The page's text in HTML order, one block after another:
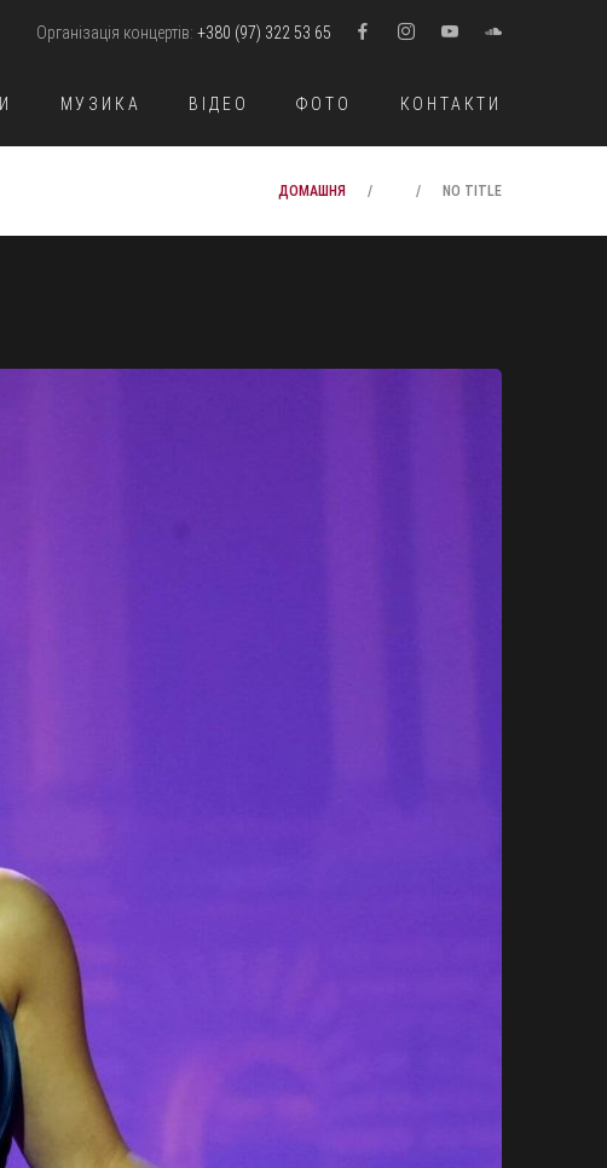
Організація концертів: +380 (97) 322 53 65
МУЗИКА ВІДЕО ФОТО КОНТАКТИ
ДОМАШНЯ NO TITLE